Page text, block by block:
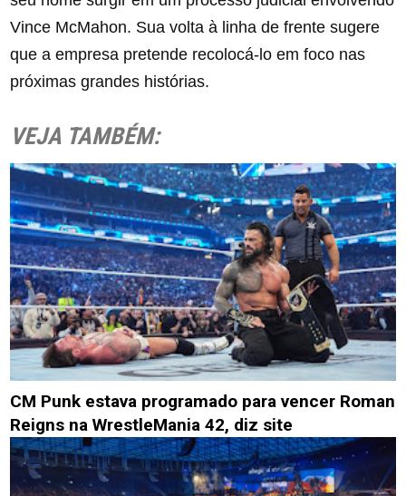
Vince McMahon. Sua volta à linha de frente sugere
que a empresa pretende recolocá-lo em foco nas
próximas grandes histórias.
VEJA TAMBÉM:
CM Punk estava programado para vencer Roman
Reigns na WrestleMania 42, diz site